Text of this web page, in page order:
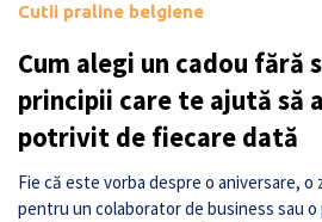
Cutii praline belgiene
Cum alegi un cadou fără
principii care te ajută să
potrivit de fiecare dată
Fie că este vorba despre o aniversare, o
pentru un colaborator de business sau o